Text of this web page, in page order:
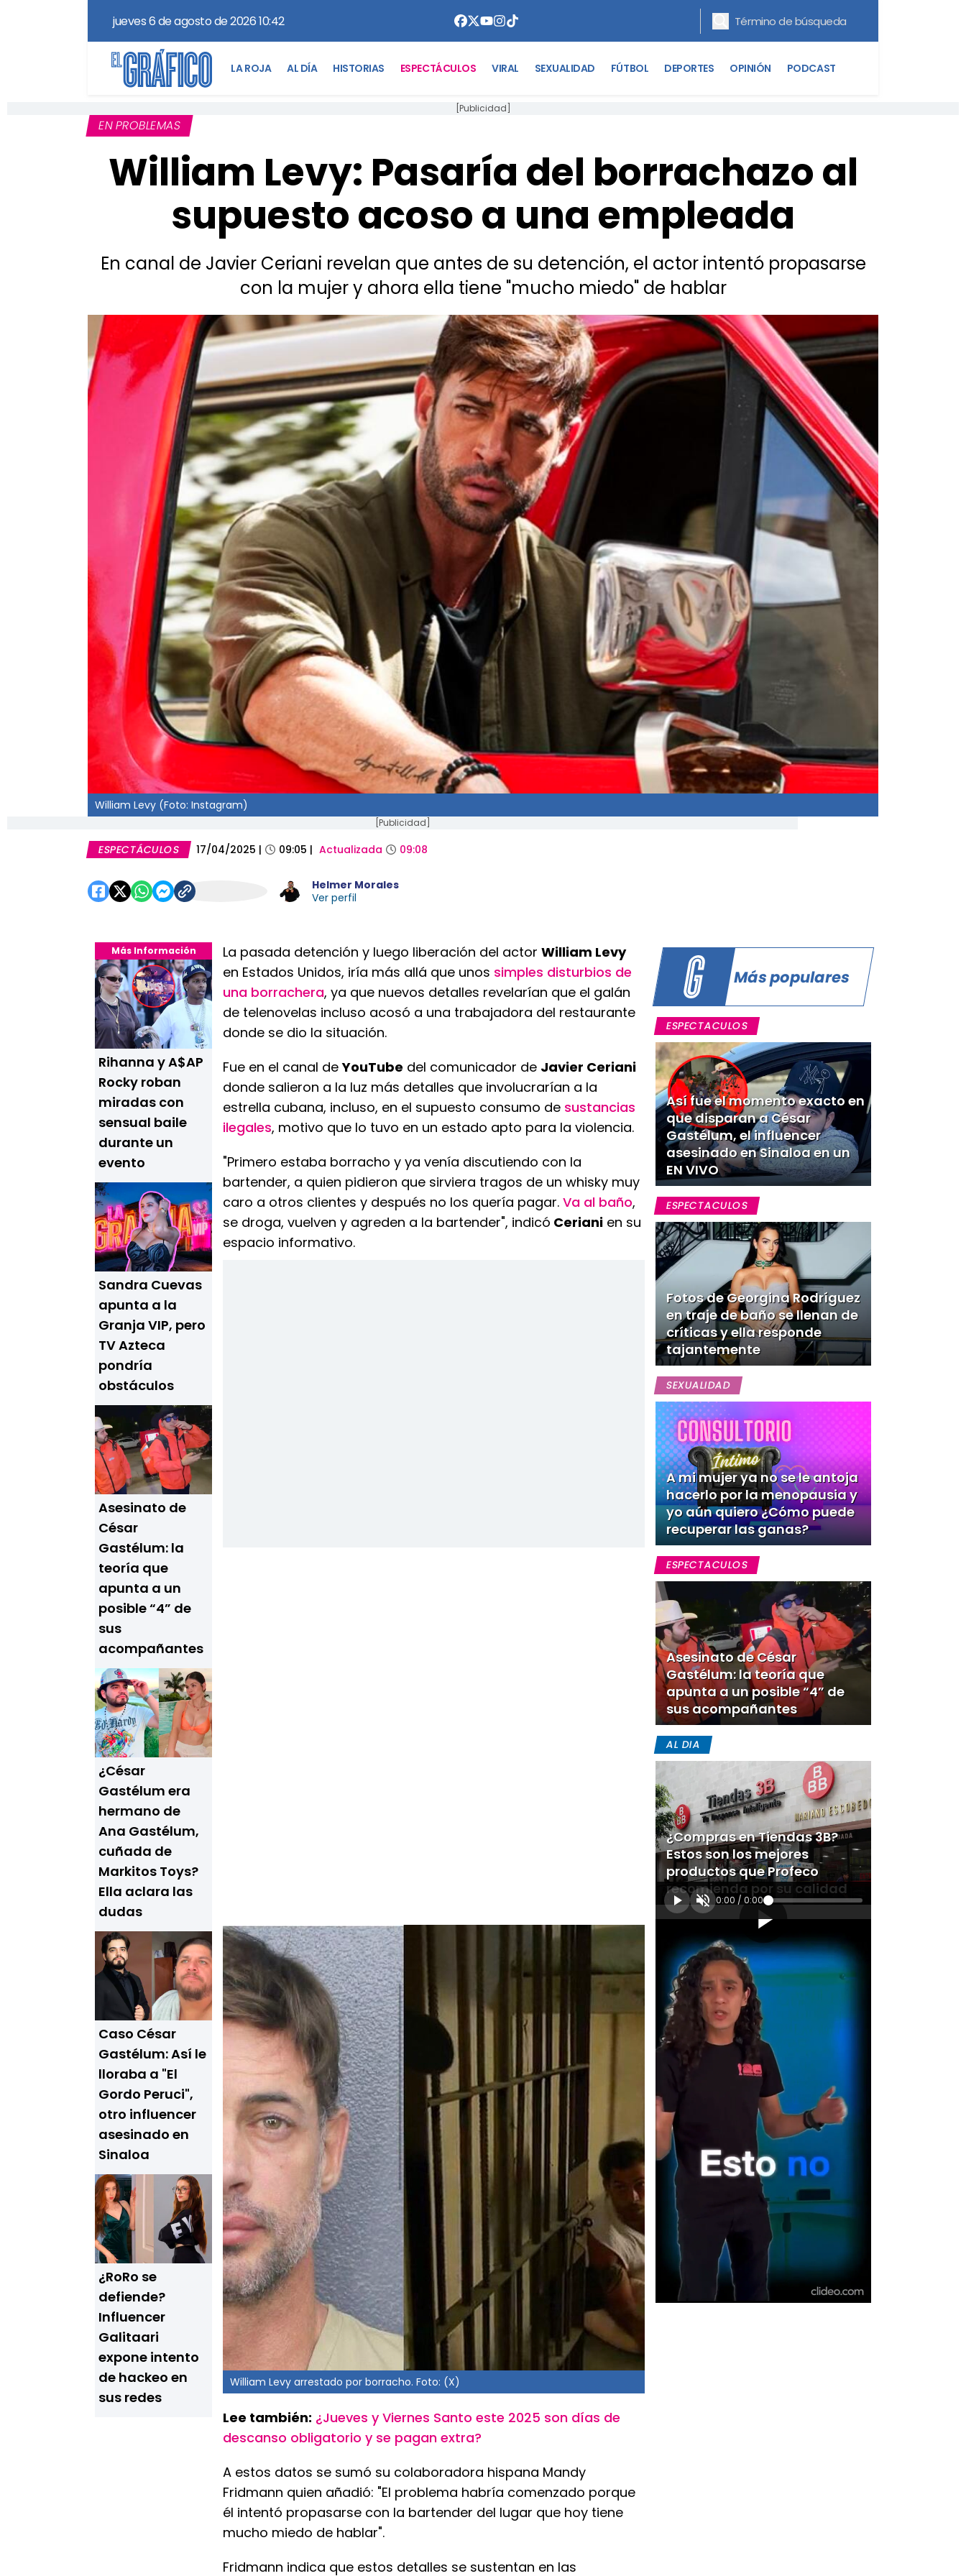
jueves 6 de agosto de 2026 10:42
LA ROJA AL DÍA HISTORIAS ESPECTÁCULOS VIRAL SEXUALIDAD FÚTBOL DEPORTES OPINIÓN PODCAST
[Publicidad]
EN PROBLEMAS
William Levy: Pasaría del borrachazo al
supuesto acoso a una empleada
En canal de Javier Ceriani revelan que antes de su detención, el actor intentó propasarse
con la mujer y ahora ella tiene "mucho miedo" de hablar
William Levy (Foto: Instagram)
[Publicidad]
ESPECTÁCULOS 17/04/2025 | 09:05 | Actualizada 09:08
Helmer Morales
Ver perfil
Más Información
Rihanna y A$AP
Rocky roban
miradas con
sensual baile
durante un
evento
Sandra Cuevas
apunta a la
Granja VIP, pero
TV Azteca
pondría
obstáculos
Asesinato de
César
Gastélum: la
teoría que
apunta a un
posible “4” de
sus
acompañantes
¿César
Gastélum era
hermano de
Ana Gastélum,
cuñada de
Markitos Toys?
Ella aclara las
dudas
Caso César
Gastélum: Así le
lloraba a "El
Gordo Peruci",
otro influencer
asesinado en
Sinaloa
¿RoRo se
defiende?
Influencer
Galitaari
expone intento
de hackeo en
sus redes
La pasada detención y luego liberación del actor William Levy
en Estados Unidos, iría más allá que unos simples disturbios de
una borrachera, ya que nuevos detalles revelarían que el galán
de telenovelas incluso acosó a una trabajadora del restaurante
donde se dio la situación.
Fue en el canal deYouTube del comunicador de Javier Ceriani
donde salieron a la luz más detalles que involucrarían a la
estrella cubana, incluso, en el supuesto consumo de sustancias
ilegales, motivo que lo tuvo en un estado apto para la violencia.
"Primero estaba borracho y ya venía discutiendo con la
bartender, a quien pidieron que sirviera tragos de un whisky muy
caro a otros clientes y después no los quería pagar. Va al baño,
se droga, vuelven y agreden a la bartender", indicó Ceriani en su
espacio informativo.
William Levy arrestado por borracho. Foto: (X)
Lee también: ¿Jueves y Viernes Santo este 2025 son días de
descanso obligatorio y se pagan extra?
A estos datos se sumó su colaboradora hispana Mandy
Fridmann quien añadió: "El problema habría comenzado porque
él intentó propasarse con la bartender del lugar que hoy tiene
mucho miedo de hablar".
Fridmann indica que estos detalles se sustentan en las
Más populares
ESPECTACULOS
Así fue el momento exacto en
que disparan a César
Gastélum, el influencer
asesinado en Sinaloa en un
EN VIVO
ESPECTACULOS
Fotos de Georgina Rodríguez
en traje de baño se llenan de
críticas y ella responde
tajantemente
SEXUALIDAD
A mi mujer ya no se le antoja
hacerlo por la menopausia y
yo aún quiero ¿Cómo puede
recuperar las ganas?
ESPECTACULOS
Asesinato de César
Gastélum: la teoría que
apunta a un posible “4” de
sus acompañantes
AL DIA
¿Compras en Tiendas 3B?
Estos son los mejores
productos que Profeco
recomienda por su calidad
0:00 / 0:00
[Publicidad]